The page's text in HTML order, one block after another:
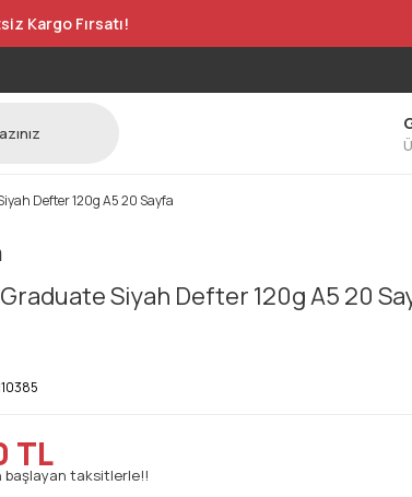
Kargo Fırsatı!
Defter 120g A5 20 Sayfa
Siyah Defter 120g A5 20
TL
başlayan taksitlerle!!